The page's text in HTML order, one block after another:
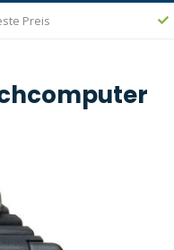
Preis